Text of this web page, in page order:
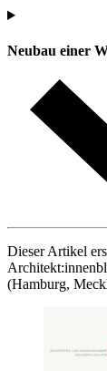
Neubau einer
Dieser Artikel
(Hamburg,